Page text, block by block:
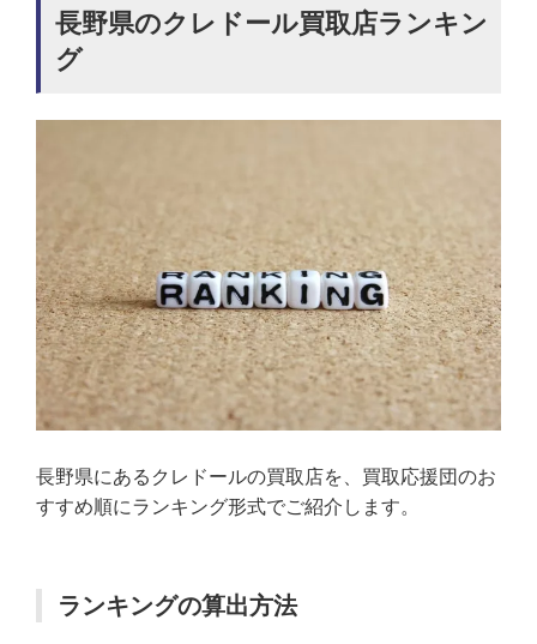
長野県のクレドール買取店ランキン
グ
長野県にあるクレドールの買取店を、買取応援団のお
すすめ順にランキング形式でご紹介します。
ランキングの算出方法